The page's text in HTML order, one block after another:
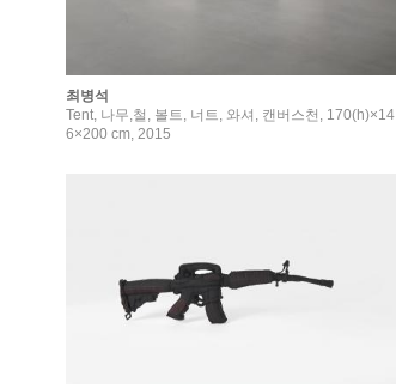
최병석
Tent, 나무,철, 볼트, 너트, 와셔, 캔버스천, 170(h)×14
6×200 cm, 2015